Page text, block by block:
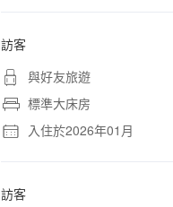
訪客
與好友旅遊
標準大床房
入住於2026年01月
訪客